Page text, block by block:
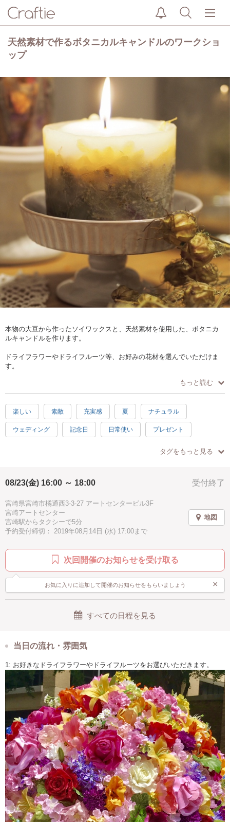
天然素材で作るボタニカルキャンドルのワークショ
ップ
本物の大豆から作ったソイワックスと、天然素材を使用した、ボタニカ
ルキャンドルを作ります。
ドライフラワーやドライフルーツ等、お好みの花材を選んでいただけま
す。
アロマで香りをつけて、お気に入りの作品を作りましょう。
初めてのお客様にも優しく丁寧にレッスンいたします。
お問い合わせお待ちしております。
もっと読む
楽しい 素敵 充実感 夏 ナチュラル
ウェディング 記念日 日常使い プレゼント
タグをもっと見る
受付終了
08/23(金) 16:00 ～ 18:00
宮崎県宮崎市橘通西3-3-27 アートセンタービル3F
宮崎アートセンター
宮崎駅からタクシーで5分
予約受付締切： 2019年08月14日 (水) 17:00まで
地図
次回開催のお知らせを受け取る
お気に入りに追加して開催のお知らせをもらいましょう ×
すべての日程を見る
当日の流れ・雰囲気
1: お好きなドライフラワーやドライフルーツをお選びいただきます。